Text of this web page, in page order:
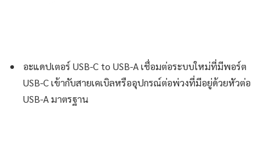
อะแดปเตอร์ USB-C to USB-A เชื่อมต่อระบบใหม่ที่มีพอร์ต
USB-C เข้ากับสายเคเบิลหรืออุปกรณ์ต่อพ่วงที่มีอยู่ด้วยหัวต่อ
USB-A มาตรฐาน